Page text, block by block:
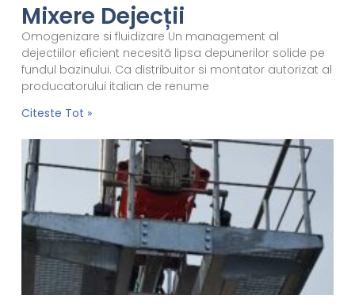
Mixere Dejecții
Omogenizare si fluidizare Un management al
dejectiilor eficient necesită lipsa depunerilor solide pe
fundul bazinului. Ca distribuitor si montator autorizat al
producatorului italian de renume
Citeste Tot »